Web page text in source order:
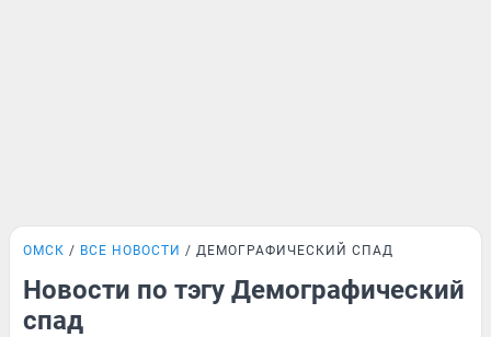
ОМСК ВСЕ НОВОСТИ ДЕМОГРАФИЧЕСКИЙ СПАД
Новости по тэгу Демографический
спад